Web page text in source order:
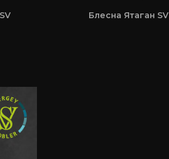
Блесна Ятаган SV